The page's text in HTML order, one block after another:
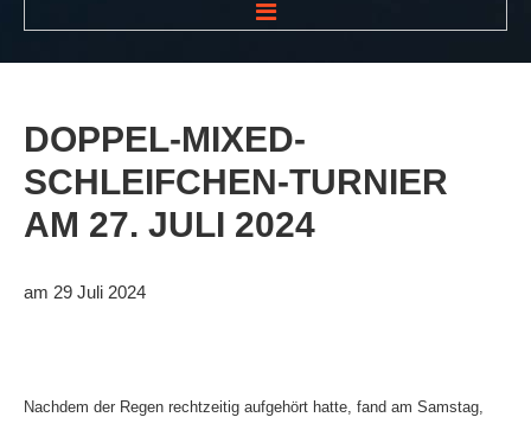
VEREIN
Der Vorstand
Das Clubhaus
Bespannungsservice
DOPPEL-MIXED-
SCHLEIFCHEN-TURNIER
AM 27. JULI 2024
am 29 Juli 2024
Nachdem der Regen rechtzeitig aufgehört hatte, fand am Samstag,